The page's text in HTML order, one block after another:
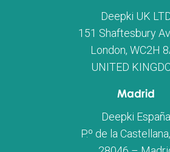
Deepki UK
151 Shaftesbury
London, WC2H
UNITED
Madrid
Deepki España
P.º de la